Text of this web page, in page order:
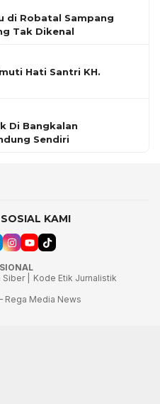
di Robatal Sampang
Tak Dikenal
Hati Santri KH.
Di Bangkalan
Sendiri
KAMI
|
Kode Etik Jurnalistik
Rega Media News